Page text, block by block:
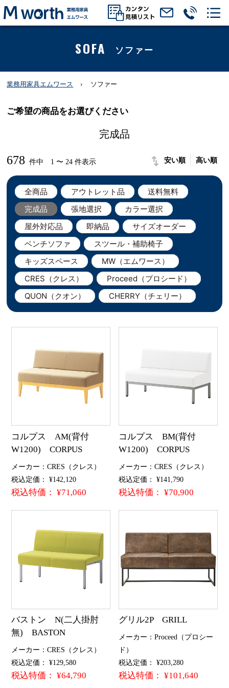
SOFA ソファー
業務用家具エムワース ソファー
ご希望の商品をお選びください
678 件中 1 〜 24 件表示
完成品
安い順 高い順
全商品 アウトレット品
送料無料
完成品
張地選択
カラー選択
屋外対応品
即納品
サイズオーダー
ベンチソファ
スツール・補助椅子
キッズスペース
MW（エムワース）
CRES（クレス）
Proceed（プロシード）
QUON（クオン）
CHERRY（チェリー）
コルプス AM(背付
W1200) CORPUS
メーカー：CRES（クレス）
税込定価： ¥142,120
税込特価： ¥71,060
コルプス BM(背付
W1200) CORPUS
メーカー：CRES（クレス）
税込定価： ¥141,790
税込特価： ¥70,900
バストン N(二人掛肘
無) BASTON
メーカー：CRES（クレス）
税込定価： ¥129,580
税込特価： ¥64,790
グリル2P GRILL
メーカー：Proceed（プロシー
ド）
税込定価： ¥203,280
税込特価： ¥101,640